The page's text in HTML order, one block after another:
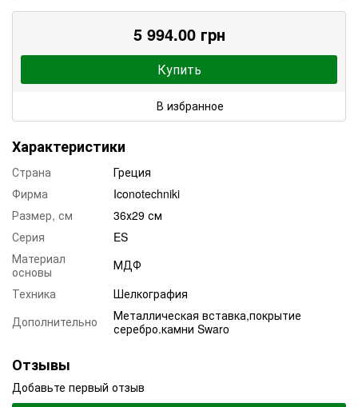
5 994.00 грн
Купить
В избранное
Характеристики
Страна
Греция
Фирма
Iconotechniki
Размер, см
36х29 см
Серия
ES
Материал
основы
МДФ
Техника
Шелкография
Дополнительно
Металлическая вставка,покрытие
серебро.камни Swaro
Отзывы
Добавьте первый отзыв